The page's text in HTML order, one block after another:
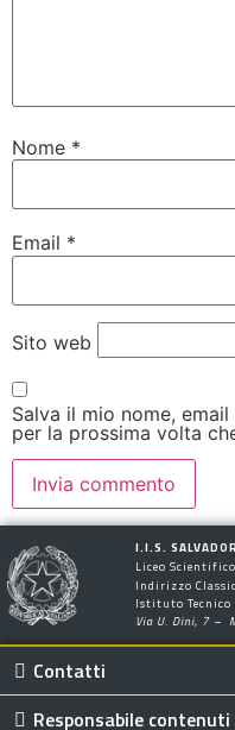
Nome *
Email *
Sito web
Salva il mio nome,
per la prossima volta
I.I.S.
Liceo
Indirizzo
Istituto Tecnico
Via U. Dini, 7 –
Contatti
Responsabile